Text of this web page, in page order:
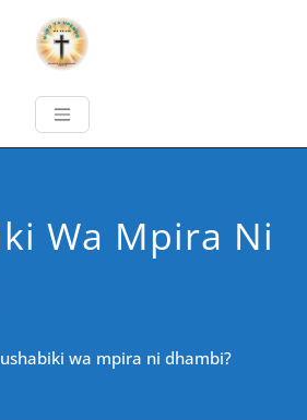
Wa Mpira Ni
ushabiki wa mpira ni dhambi?